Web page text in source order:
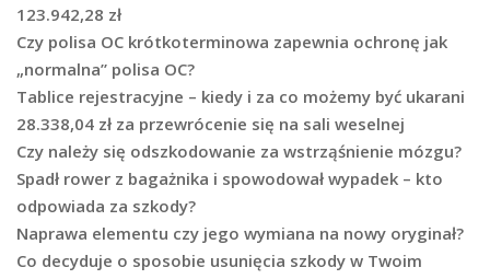
123.942,28 zł
Czy polisa OC krótkoterminowa zapewnia ochronę jak
„normalna” polisa OC?
Tablice rejestracyjne – kiedy i za co możemy być ukarani
28.338,04 zł za przewrócenie się na sali weselnej
Czy należy się odszkodowanie za wstrząśnienie mózgu?
Spadł rower z bagażnika i spowodował wypadek – kto
odpowiada za szkody?
Naprawa elementu czy jego wymiana na nowy oryginał?
Co decyduje o sposobie usunięcia szkody w Twoim